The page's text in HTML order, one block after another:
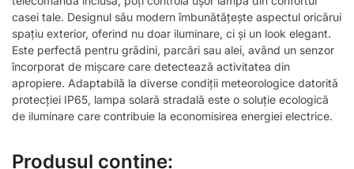
casei tale. Designul său modern îmbunătățește aspectul oricărui
spațiu exterior, oferind nu doar iluminare, ci și un look elegant.
Este perfectă pentru grădini, parcări sau alei, având un senzor
încorporat de mișcare care detectează activitatea din
apropiere. Adaptabilă la diverse condiții meteorologice datorită
protecției IP65, lampa solară stradală este o soluție ecologică
de iluminare care contribuie la economisirea energiei electrice.
Produsul conține: